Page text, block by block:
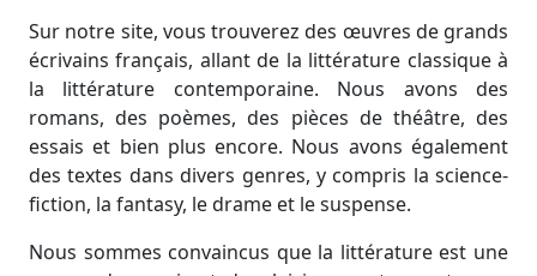
Sur notre site, vous trouverez des œuvres de grands
écrivains français, allant de la littérature classique à
la littérature contemporaine. Nous avons des
romans, des poèmes, des pièces de théâtre, des
essais et bien plus encore. Nous avons également
des textes dans divers genres, y compris la science-
fiction, la fantasy, le drame et le suspense.
Nous sommes convaincus que la littérature est une